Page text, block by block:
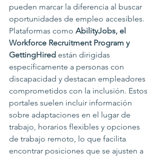
pueden marcar la diferencia al buscar
oportunidades de empleo accesibles.
Plataformas como AbilityJobs, el
Workforce Recruitment Program y
GettingHired están dirigidas
específicamente a personas con
discapacidad y destacan empleadores
comprometidos con la inclusión. Estos
portales suelen incluir información
sobre adaptaciones en el lugar de
trabajo, horarios flexibles y opciones
de trabajo remoto, lo que facilita
encontrar posiciones que se ajusten a